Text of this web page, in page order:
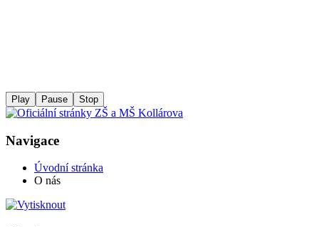
Play Pause Stop
Navigace
Úvodní stránka
O nás